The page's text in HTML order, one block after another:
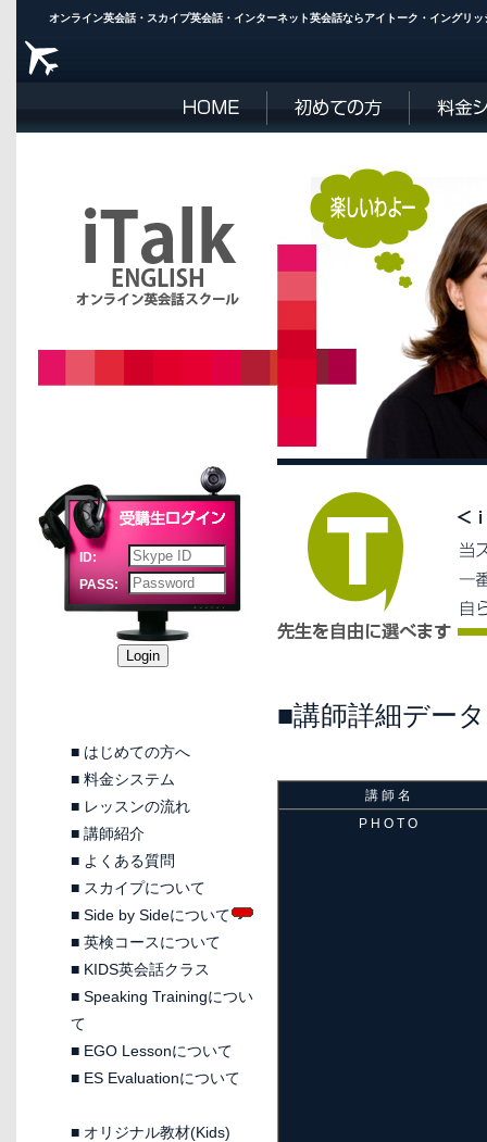
オンライン英会話・スカイプ英会話・インターネット英会話ならアイトーク・イングリ
ID:
PASS:
■ はじめての方へ
■ 料金システム
■ レッスンの流れ
■ 講師紹介
■ よくある質問
■ スカイプについて
■ Side by Sideについて
■ 英検コースについて
■ KIDS英会話クラス
■ Speaking Trainingについ
て
■ EGO Lessonについて
■ ES Evaluationについて
■ オリジナル教材(Kids)
■講師詳細データ
講 師 名
P H O T O